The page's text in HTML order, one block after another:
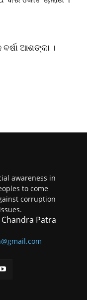
ଆଶଙ୍କା ।
awareness in
to come
corruption
Patra